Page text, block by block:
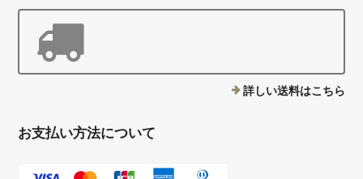
詳しい送料はこちら
お支払い方法について